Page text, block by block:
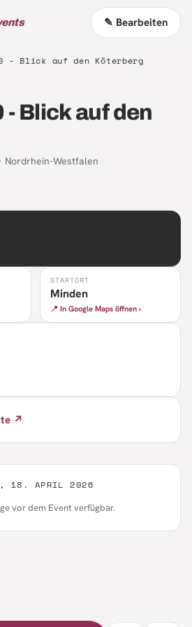
✎ Bearbeiten
- Blick auf den Köterberg
- Blick auf den
· Nordrhein-Westfalen
STARTORT
Minden
📍 In Google Maps öffnen ›
↗
18. APRIL 2026
vor dem Event verfügbar.